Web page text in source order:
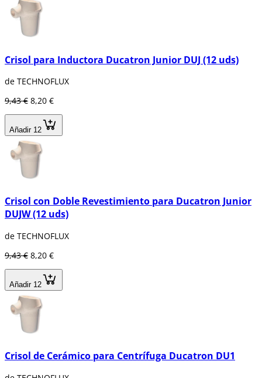
Crisol para Inductora Ducatron Junior DUJ (12 uds)
de TECHNOFLUX
9,43 € 8,20 €
Añadir 12
Crisol con Doble Revestimiento para Ducatron Junior
DUJW (12 uds)
de TECHNOFLUX
9,43 € 8,20 €
Añadir 12
Crisol de Cerámico para Centrífuga Ducatron DU1